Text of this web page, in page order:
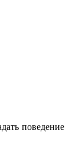
поведение